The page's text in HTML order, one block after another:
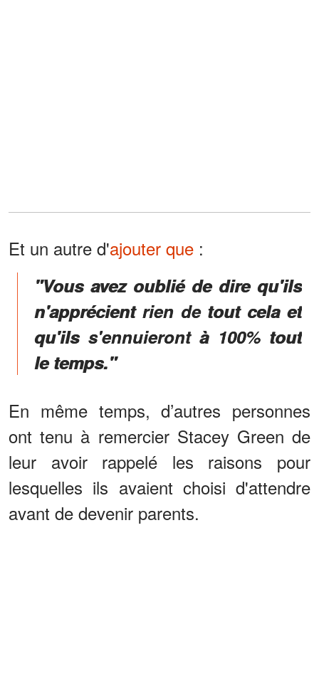
Et un autre d'ajouter que :
"Vous avez oublié de dire qu'ils
n'apprécient rien de tout cela et
qu'ils s'ennuieront à 100% tout
le temps."
En même temps, d’autres personnes
ont tenu à remercier Stacey Green de
leur avoir rappelé les raisons pour
lesquelles ils avaient choisi d'attendre
avant de devenir parents.